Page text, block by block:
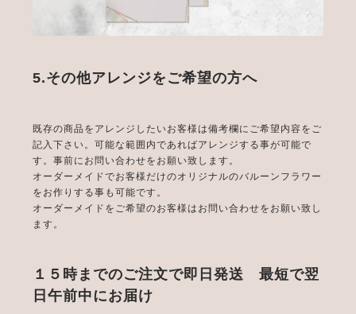
5.その他アレンジをご希望の方へ
既存の商品をアレンジしたいお客様は備考欄にご希望内容をご
記入下さい。可能な範囲内であればアレンジする事が可能で
す。事前にお問い合わせをお願い致します。
オーダーメイドでお客様だけのオリジナルのバルーンフラワー
をお作りする事も可能です。
オーダーメイドをご希望のお客様はお問い合わせをお願い致し
ます。
１５時までのご注文で即日発送 最短で翌
日午前中にお届け